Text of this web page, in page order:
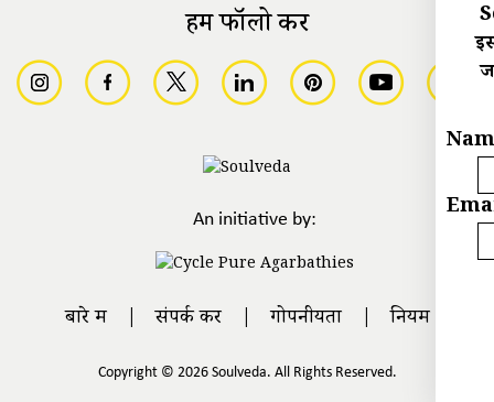
हमें फॉलो करें
An initiative by:
बारे में|संपर्क करें|गोपनीयता|नियम
Copyright © 2026 Soulveda. All Rights Reserved.